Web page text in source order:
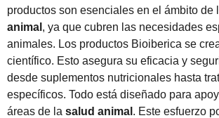
productos son esenciales en el ámbito de
animal , ya que cubren las necesidades
animales. Los productos Bioiberica se
científico. Esto asegura su eficacia y
desde suplementos nutricionales hasta
específicos. Todo está diseñado para
áreas de la salud animal . Este esfuerzo